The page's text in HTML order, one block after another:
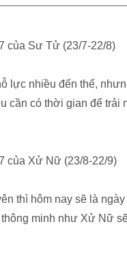
của Sư Tử (23/7-22/8)
lực nhiều đến thế,
cần có thời gian để
của Xử Nữ (23/8-22/9)
thì hôm nay sẽ là
minh như Xử Nữ